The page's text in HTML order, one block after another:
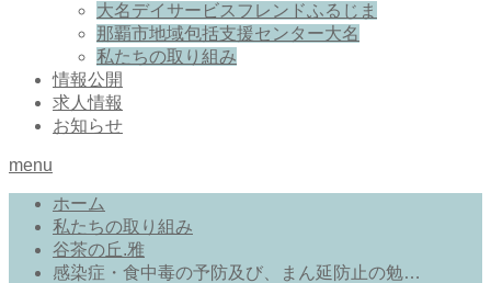
大名デイサービスフレンドふるじま
那覇市地域包括支援センター大名
私たちの取り組み
情報公開
求人情報
お知らせ
menu
ホーム
私たちの取り組み
谷茶の丘.雅
感染症・食中毒の予防及び、まん延防止の勉…